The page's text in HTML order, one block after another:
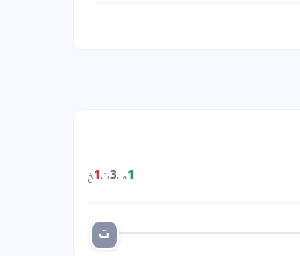
1ف3ت 1خ
ت